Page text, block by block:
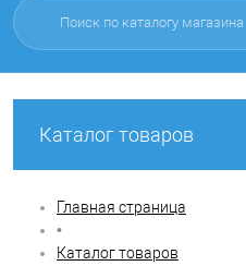
Каталог товаров
Главная страница
•
Каталог товаров